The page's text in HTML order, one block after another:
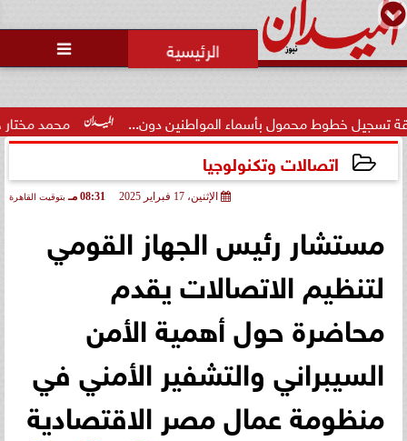

محمد مختار جمعة: بدل البطالة المواطنين دون...
اتصالات وتكنولوجيا
الإثنين، 17 فبراير 2025 08:31 مـ بتوقيت القاهرة
مستشار رئيس الجهاز القومي
لتنظيم الاتصالات يقدم
محاضرة حول أهمية الأمن
السيبراني والتشفير الأمني في
منظومة عمال مصر الاقتصادية